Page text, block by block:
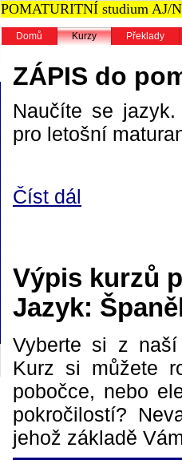
POMATURITNÍ studium AJ/
Domů Kurzy Překlady
ZÁPIS do
Naučíte se
pro letošní
Číst dál
Výpis kurzů
Jazyk:
Vyberte si z
Kurz si můžete
pobočce, nebo
pokročilostí?
jehož základě